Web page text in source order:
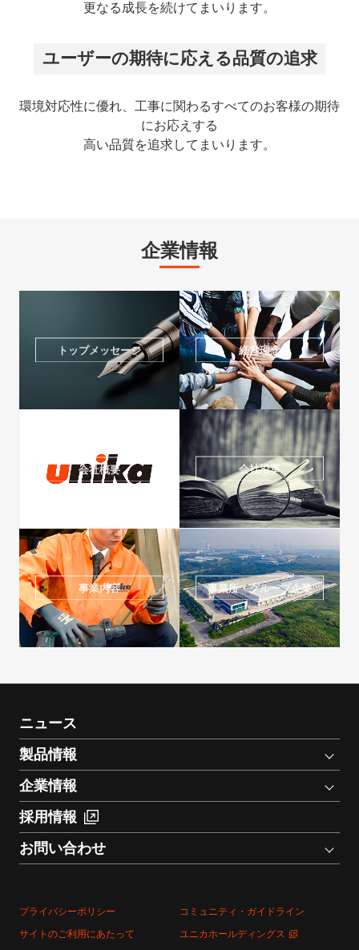
更なる成⻑を続けてまいります。
ユーザーの期待に応える品質の追求
環境対応性に優れ、⼯事に関わるすべてのお客様の期待
にお応えする
⾼い品質を追求してまいります。
企業情報
トップメッセージ 経営理念
会社概要 会社沿革
事業内容 事業所・グループ企業
ニュース
製品情報
企業情報
採用情報
お問い合わせ
プライバシーポリシー
コミュニティ・ガイドライン
サイトのご利用にあたって
ユニカホールディングス